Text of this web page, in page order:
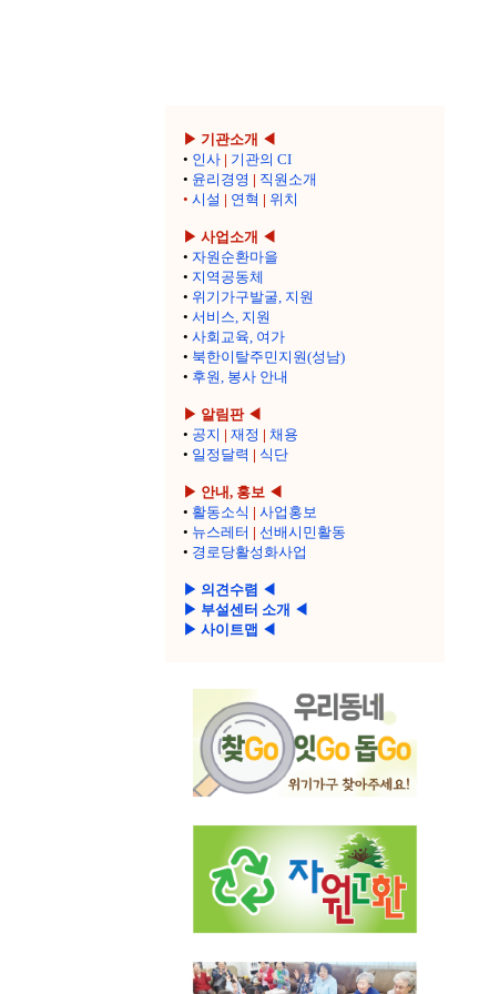
▶ 기관소개 ◀
• 인사 | 기관의 CI
• 윤리경영 | 직원소개
• 시설 | 연혁 | 위치
▶ 사업소개 ◀
• 자원순환마을
• 지역공동체
• 위기가구발굴, 지원
• 서비스, 지원
• 사회교육, 여가
• 북한이탈주민지원(성남)
• 후원, 봉사 안내
▶ 알림판 ◀
• 공지 | 재정 | 채용
• 일정달력 | 식단
▶ 안내, 홍보 ◀
• 활동소식 | 사업홍보
• 뉴스레터 | 선배시민활동
• 경로당활성화사업
▶ 의견수렴 ◀
▶ 부설센터 소개 ◀
▶ 사이트맵 ◀